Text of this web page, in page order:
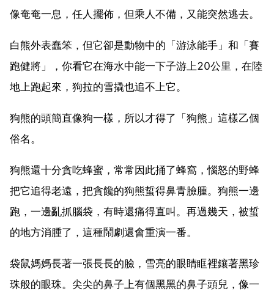
像奄奄一息，任人擺佈，但乘人不備，又能突然逃去。
白熊外表蠢笨，但它卻是動物中的「游泳能手」和「賽
跑健將」，你看它在海水中能一下子游上20公里，在陸
地上跑起來，狗拉的雪撬也追不上它。
狗熊的頭簡直像狗一樣，所以才得了「狗熊」這樣乙個
俗名。
狗熊還十分貪吃蜂蜜，常常因此捅了蜂窩，惱怒的野蜂
把它追得老遠，把貪饞的狗熊蜇得鼻青臉腫。狗熊一邊
跑，一邊亂抓腦袋，有時還痛得直叫。再過幾天，被蜇
的地方消腫了，這種鬧劇還會重演一番。
袋鼠媽媽長著一張長長的臉，雪亮的眼睛眶裡鑲著黑珍
珠般的眼珠。尖尖的鼻子上有個黑黑的鼻子頭兒，像一